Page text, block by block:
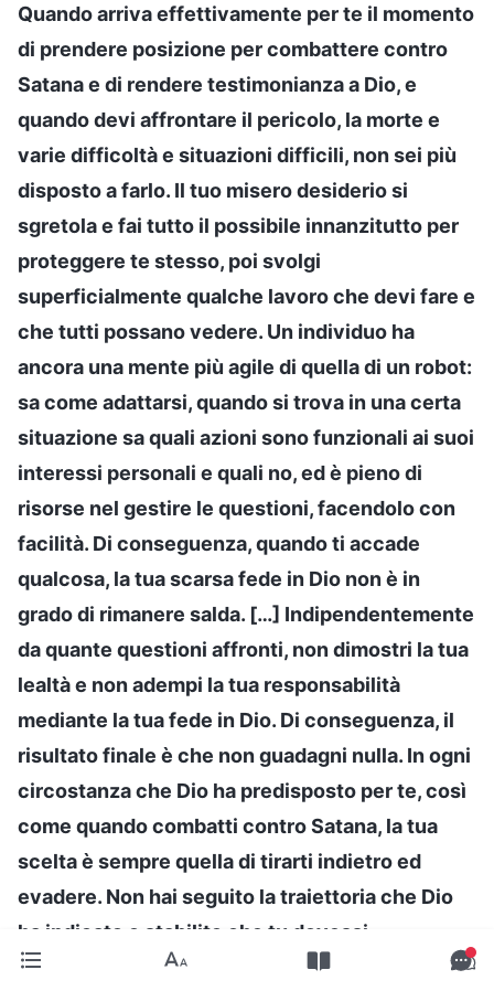
Quando arriva effettivamente per te il momento
di prendere posizione per combattere contro
Satana e di rendere testimonianza a Dio, e
quando devi affrontare il pericolo, la morte e
varie difficoltà e situazioni difficili, non sei più
disposto a farlo. Il tuo misero desiderio si
sgretola e fai tutto il possibile innanzitutto per
proteggere te stesso, poi svolgi
superficialmente qualche lavoro che devi fare e
che tutti possano vedere. Un individuo ha
ancora una mente più agile di quella di un robot:
sa come adattarsi, quando si trova in una certa
situazione sa quali azioni sono funzionali ai suoi
interessi personali e quali no, ed è pieno di
risorse nel gestire le questioni, facendolo con
facilità. Di conseguenza, quando ti accade
qualcosa, la tua scarsa fede in Dio non è in
grado di rimanere salda. […] Indipendentemente
da quante questioni affronti, non dimostri la tua
lealtà e non adempi la tua responsabilità
mediante la tua fede in Dio. Di conseguenza, il
risultato finale è che non guadagni nulla. In ogni
circostanza che Dio ha predisposto per te, così
come quando combatti contro Satana, la tua
scelta è sempre quella di tirarti indietro ed
evadere. Non hai seguito la traiettoria che Dio
ha indicato o stabilito che tu dovessi
sperimentare. Così, nel mezzo di questa